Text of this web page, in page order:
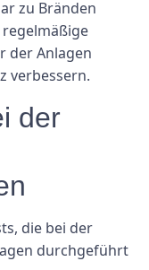
zu Bränden
der Anlagen
verbessern.
der
die bei der
durchgeführt